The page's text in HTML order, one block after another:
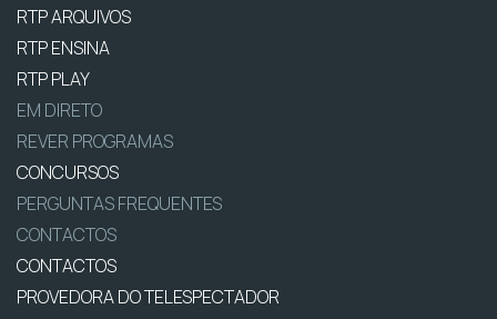
RTP ARQUIVOS
RTP ENSINA
RTP PLAY
EM DIRETO
REVER PROGRAMAS
CONCURSOS
PERGUNTAS FREQUENTES
CONTACTOS
CONTACTOS
PROVEDORA DO TELESPECTADOR